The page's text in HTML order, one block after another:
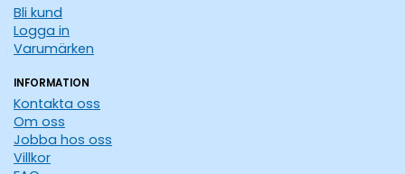
Bli kund
Logga in
Varumärken
INFORMATION
Kontakta oss
Om oss
Jobba hos oss
Villkor